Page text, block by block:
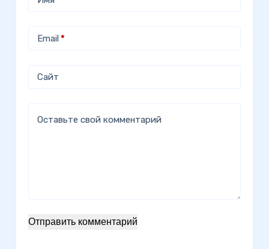
Email *
Сайт
Оставьте свой комментарий
Отправить комментарий